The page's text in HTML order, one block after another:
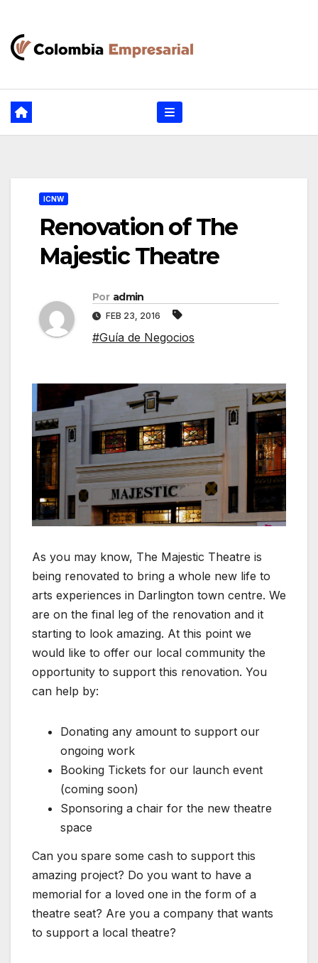
contenido
ICNW
Renovation of The
Majestic Theatre
Por admin
FEB 23, 2016
#Guía de Negocios
As you may know, The Majestic Theatre is
being renovated to bring a whole new life to
arts experiences in Darlington town centre. We
are on the final leg of the renovation and it
starting to look amazing. At this point we
would like to offer our local community the
opportunity to support this renovation. You
can help by:
Donating any amount to support our
ongoing work
Booking Tickets for our launch event
(coming soon)
Sponsoring a chair for the new theatre
space
Can you spare some cash to support this
amazing project? Do you want to have a
memorial for a loved one in the form of a
theatre seat? Are you a company that wants
to support a local theatre?